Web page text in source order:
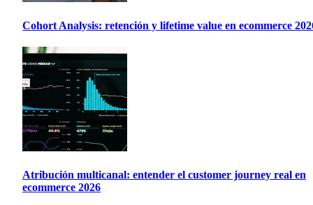
Cohort Analysis: retención y lifetime value en ecommerce
Atribución multicanal: entender el customer journey real en
ecommerce 2026